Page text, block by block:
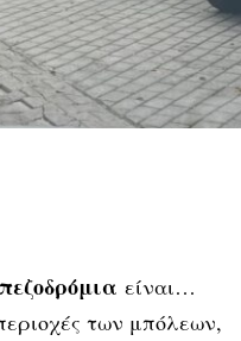
είναι…
των μπόλεων,